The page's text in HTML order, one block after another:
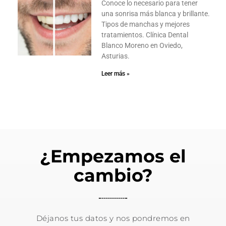
Conoce lo necesario para tener
una sonrisa más blanca y brillante.
Tipos de manchas y mejores
tratamientos. Clínica Dental
Blanco Moreno en Oviedo,
Asturias.
Leer más »
¿Empezamos el
cambio?
Déjanos tus datos y nos pondremos en